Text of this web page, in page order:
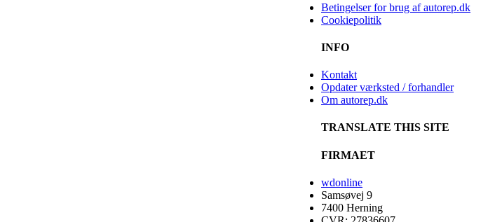
Betingelser for brug af autorep.dk
Cookiepolitik
INFO
Kontakt
Opdater værksted / forhandler
Om autorep.dk
TRANSLATE THIS SITE
FIRMAET
wdonline
Samsøvej 9
7400 Herning